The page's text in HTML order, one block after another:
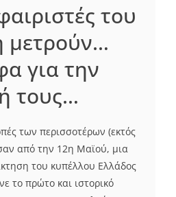
του
για την
τους…
των περισσοτέρων (εκτός
από την 12η Μαϊού, μια
του κυπέλλου Ελλάδος
το πρώτο και ιστορικό